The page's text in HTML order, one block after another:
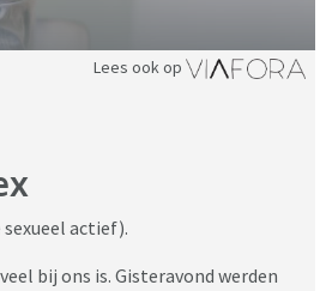
Lees ook op
sexueel actief).
bij ons is. Gisteravond werden